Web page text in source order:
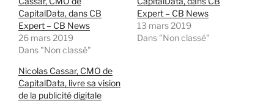
CapitalData, dans CB
Expert – CB News
26 mars 2019
Dans "Non classé"
Expert – CB News
13 mars 2019
Dans "Non classé"
Nicolas Cassar, CMO de
CapitalData, livre sa vision
de la publicité digitale